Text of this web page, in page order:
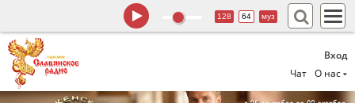
Вход
Чат
О нас
128 64 муз